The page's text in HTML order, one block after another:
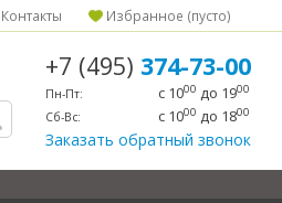
Контакты Избранное (пусто)
+7 (495) 374-73-00
Пн-Пт: с 1000 до 1900
Сб-Вс: с 1000 до 1800
Заказать обратный звонок